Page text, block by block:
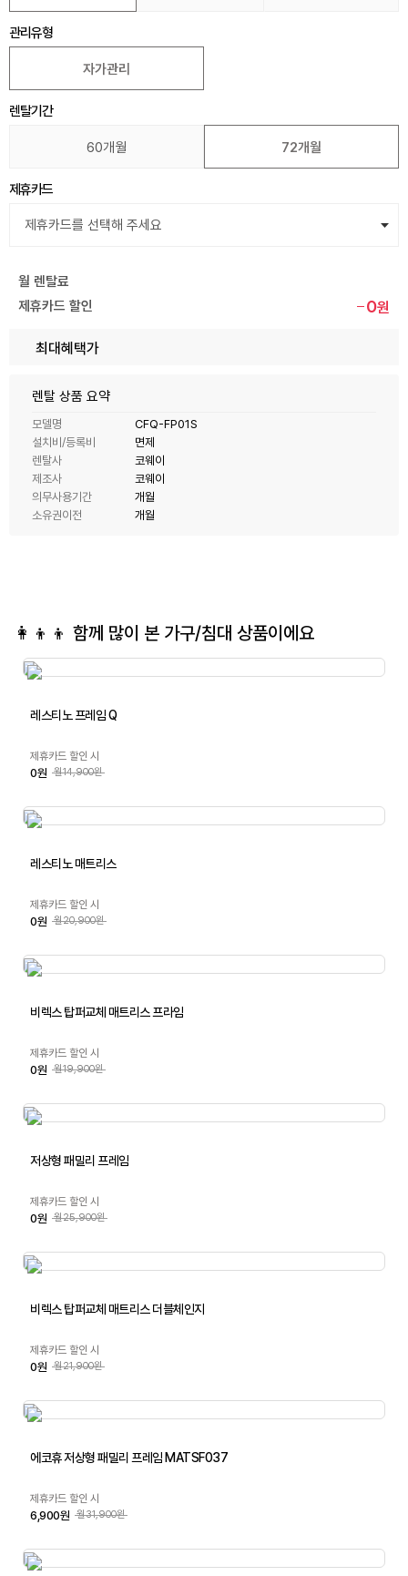
관리유형
자가관리
렌탈기간
60개월 72개월
제휴카드
월 렌탈료
제휴카드 할인
0원
최대혜택가
렌탈 상품 요약
모델명
CFQ-FP01S
설치비/등록비
면제
렌탈사
코웨이
제조사
코웨이
의무사용기간
개월
소유권이전
개월
👩‍👦‍👦 함께 많이 본 가구/침대 상품이에요
레스티노 프레임 Q
제휴카드 할인 시
0원 월14,900원
레스티노 매트리스
제휴카드 할인 시
0원 월20,900원
비렉스 탑퍼교체 매트리스 프라임
제휴카드 할인 시
0원 월19,900원
저상형 패밀리 프레임
제휴카드 할인 시
0원 월25,900원
비렉스 탑퍼교체 매트리스 더블체인지
제휴카드 할인 시
0원 월21,900원
에코휴 저상형 패밀리 프레임 MATSF037
제휴카드 할인 시
6,900원 월31,900원